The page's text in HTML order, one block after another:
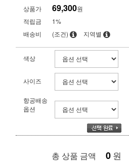
상품가
69,300원
적립금
1%
배송비
(조건) 지역별
색상
사이즈
항공배송
옵션
총 상품 금액 0 원